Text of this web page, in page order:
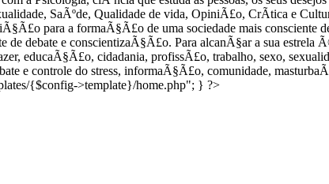
SaÃºde, Qualidade de vida, OpiniÃ£o, CrÃ­tica e
para a formaÃ§Ã£o de uma sociedade mais consciente
de debate e conscientizaÃ§Ã£o. Para alcanÃ§ar a sua
educaÃ§Ã£o, cidadania, profissÃ£o, trabalho, sexo,
e controle do stress, informaÃ§Ã£o, comunidade,
{$config->template}/home.php"; } ?>